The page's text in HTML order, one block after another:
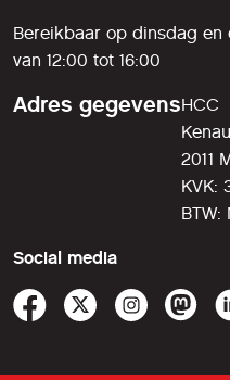
Bereikbaar op dinsdag en
van 12:00 tot 16:00
Adres gegevensHCC
2011
KVK:
BTW:
Social media